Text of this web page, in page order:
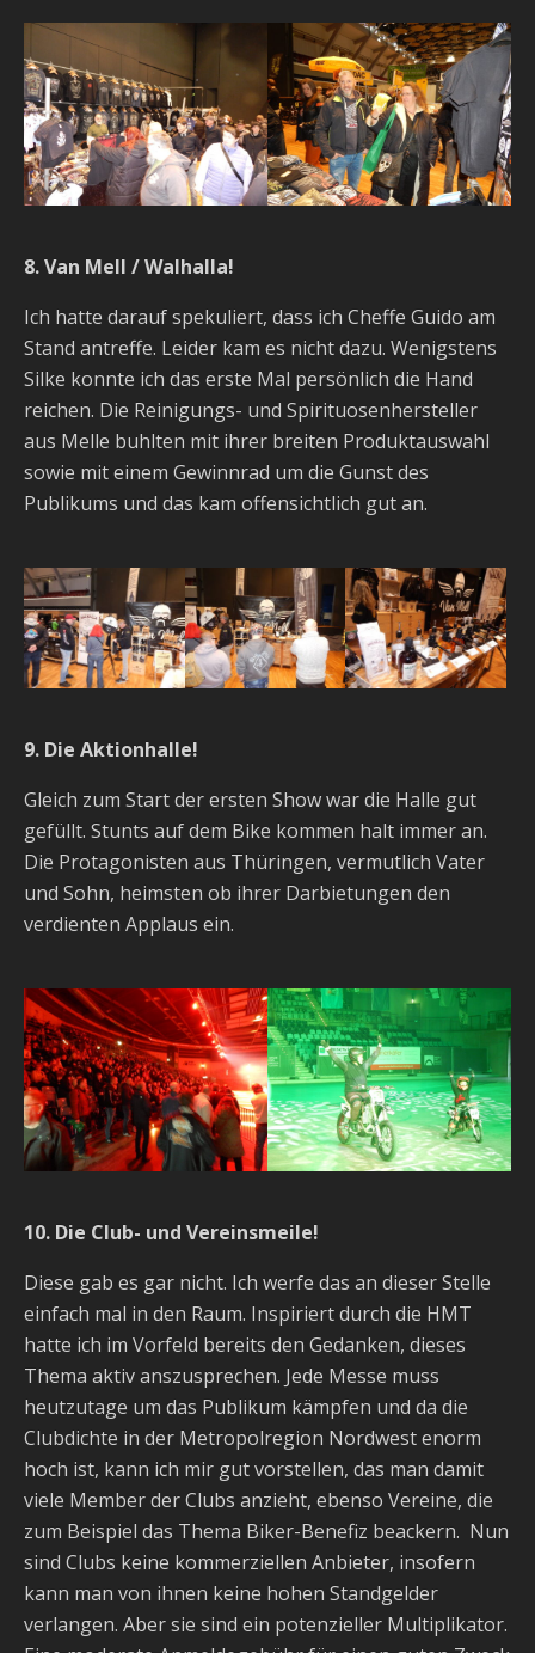
8. Van Mell / Walhalla!
Ich hatte darauf spekuliert, dass ich Cheffe Guido am
Stand antreffe. Leider kam es nicht dazu. Wenigstens
Silke konnte ich das erste Mal persönlich die Hand
reichen. Die Reinigungs- und Spirituosenhersteller
aus Melle buhlten mit ihrer breiten Produktauswahl
sowie mit einem Gewinnrad um die Gunst des
Publikums und das kam offensichtlich gut an.
9. Die Aktionhalle!
Gleich zum Start der ersten Show war die Halle gut
gefüllt. Stunts auf dem Bike kommen halt immer an.
Die Protagonisten aus Thüringen, vermutlich Vater
und Sohn, heimsten ob ihrer Darbietungen den
verdienten Applaus ein.
10. Die Club- und Vereinsmeile!
Diese gab es gar nicht. Ich werfe das an dieser Stelle
einfach mal in den Raum. Inspiriert durch die HMT
hatte ich im Vorfeld bereits den Gedanken, dieses
Thema aktiv anszusprechen. Jede Messe muss
heutzutage um das Publikum kämpfen und da die
Clubdichte in der Metropolregion Nordwest enorm
hoch ist, kann ich mir gut vorstellen, das man damit
viele Member der Clubs anzieht, ebenso Vereine, die
zum Beispiel das Thema Biker-Benefiz beackern. Nun
sind Clubs keine kommerziellen Anbieter, insofern
kann man von ihnen keine hohen Standgelder
verlangen. Aber sie sind ein potenzieller Multiplikator.